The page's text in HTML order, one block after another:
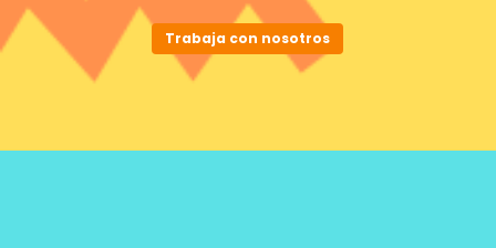
Trabaja con nosotros